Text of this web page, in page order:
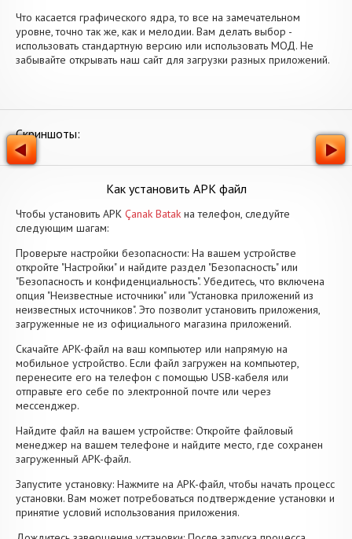
Что касается графического ядра, то все на замечательном
уровне, точно так же, как и мелодии. Вам делать выбор -
использовать стандартную версию или использовать МОД. Не
забывайте открывать наш сайт для загрузки разных приложений.
Скриншоты:
Как установить APK файл
Чтобы установить APK Çanak Batak на телефон, следуйте
следующим шагам:
Проверьте настройки безопасности: На вашем устройстве
откройте "Настройки" и найдите раздел "Безопасность" или
"Безопасность и конфиденциальность". Убедитесь, что включена
опция "Неизвестные источники" или "Установка приложений из
неизвестных источников". Это позволит установить приложения,
загруженные не из официального магазина приложений.
Скачайте APK-файл на ваш компьютер или напрямую на
мобильное устройство. Если файл загружен на компьютер,
перенесите его на телефон с помощью USB-кабеля или
отправьте его себе по электронной почте или через
мессенджер.
Найдите файл на вашем устройстве: Откройте файловый
менеджер на вашем телефоне и найдите место, где сохранен
загруженный APK-файл.
Запустите установку: Нажмите на APK-файл, чтобы начать процесс
установки. Вам может потребоваться подтверждение установки и
принятие условий использования приложения.